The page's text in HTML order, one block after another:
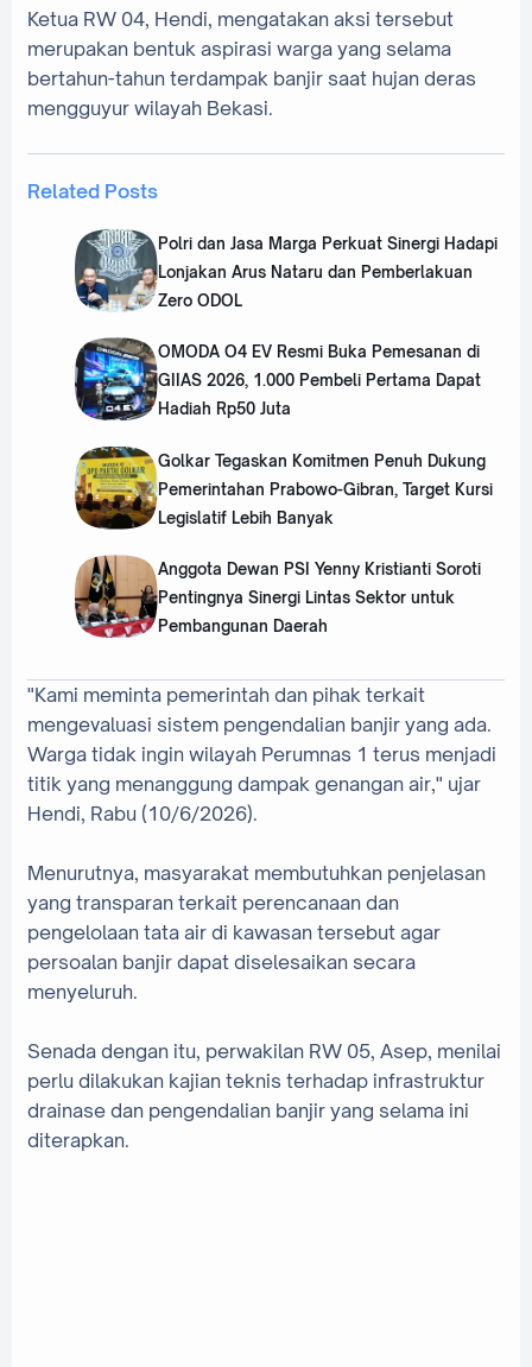
‎Ketua RW 04, Hendi, mengatakan aksi tersebut
merupakan bentuk aspirasi warga yang selama
bertahun-tahun terdampak banjir saat hujan deras
mengguyur wilayah Bekasi.
Related Posts
Polri dan Jasa Marga Perkuat Sinergi Hadapi
Lonjakan Arus Nataru dan Pemberlakuan
Zero ODOL
OMODA O4 EV Resmi Buka Pemesanan di
GIIAS 2026, 1.000 Pembeli Pertama Dapat
Hadiah Rp50 Juta
Golkar Tegaskan Komitmen Penuh Dukung
Pemerintahan Prabowo-Gibran, Target Kursi
Legislatif Lebih Banyak
Anggota Dewan PSI Yenny Kristianti Soroti
Pentingnya Sinergi Lintas Sektor untuk
Pembangunan Daerah
‎"Kami meminta pemerintah dan pihak terkait
mengevaluasi sistem pengendalian banjir yang ada.
Warga tidak ingin wilayah Perumnas 1 terus menjadi
titik yang menanggung dampak genangan air," ujar
Hendi, Rabu (10/6/2026).
‎Menurutnya, masyarakat membutuhkan penjelasan
yang transparan terkait perencanaan dan
pengelolaan tata air di kawasan tersebut agar
persoalan banjir dapat diselesaikan secara
menyeluruh.
‎Senada dengan itu, perwakilan RW 05, Asep, menilai
perlu dilakukan kajian teknis terhadap infrastruktur
drainase dan pengendalian banjir yang selama ini
diterapkan.